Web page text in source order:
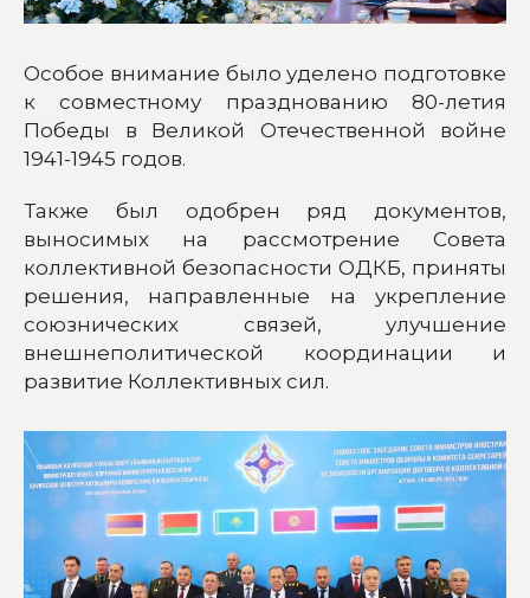
Особое внимание было уделено подготовке
к совместному празднованию 80-летия
Победы в Великой Отечественной войне
1941-1945 годов.
Также был одобрен ряд документов,
выносимых на рассмотрение Совета
коллективной безопасности ОДКБ, приняты
решения, направленные на укрепление
союзнических связей, улучшение
внешнеполитической координации и
развитие Коллективных сил.